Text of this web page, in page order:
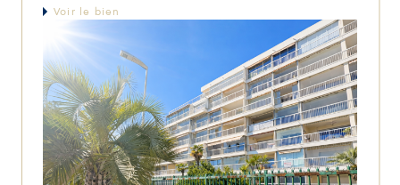
Voir le bien